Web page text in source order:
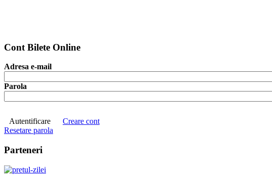
Cont Bilete Online
Adresa e-mail
Parola
Autentificare
Creare cont
Resetare parola
Parteneri